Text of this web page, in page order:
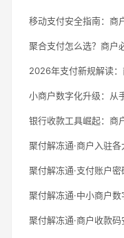
移动支付安全指南：商
聚合支付怎么选？商户
2026年支付新规解读
小商户数字化升级：从
银行收款工具崛起：商
聚付解冻通·商户入驻
聚付解冻通·支付账户
聚付解冻通·中小商户
聚付解冻通·商户收款